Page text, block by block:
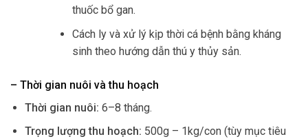
thuốc bổ gan.
Cách ly và xử lý kịp thời cá bệnh bằng kháng
sinh theo hướng dẫn thú y thủy sản.
– Thời gian nuôi và thu hoạch
Thời gian nuôi: 6–8 tháng.
Trọng lượng thu hoạch: 500g – 1kg/con (tùy mục tiêu